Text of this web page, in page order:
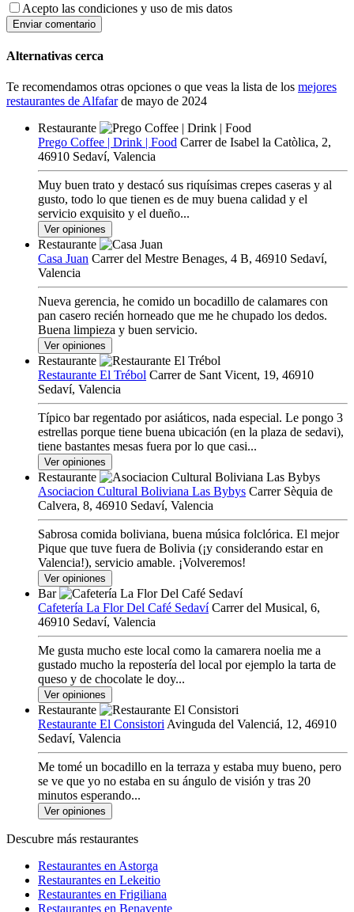
Acepto las condiciones y uso de mis datos
Enviar comentario
Alternativas cerca
Te recomendamos otras opciones o que veas la lista de los mejores
restaurantes de Alfafarde mayo de 2024
Restaurante
Prego Coffee | Drink | Food Carrer de Isabel la Catòlica, 2,
46910 Sedaví, Valencia
Muy buen trato y destacó sus riquísimas crepes caseras y al
gusto, todo lo que tienen es de muy buena calidad y el
servicio exquisito y el dueño...
Ver opiniones
Restaurante
Casa Juan Carrer del Mestre Benages, 4 B, 46910 Sedaví,
Valencia
Nueva gerencia, he comido un bocadillo de calamares con
pan casero recién horneado que me he chupado los dedos.
Buena limpieza y buen servicio.
Ver opiniones
Restaurante
Restaurante El Trébol Carrer de Sant Vicent, 19, 46910
Sedaví, Valencia
Típico bar regentado por asiáticos, nada especial. Le pongo 3
estrellas porque tiene buena ubicación (en la plaza de sedavi),
tiene bastantes mesas fuera por lo que casi...
Ver opiniones
Restaurante
Asociacion Cultural Boliviana Las Bybys Carrer Sèquia de
Calvera, 8, 46910 Sedaví, Valencia
Sabrosa comida boliviana, buena música folclórica. El mejor
Pique que tuve fuera de Bolivia (¡y considerando estar en
Valencia!), servicio amable. ¡Volveremos!
Ver opiniones
Bar
Cafetería La Flor Del Café Sedaví Carrer del Musical, 6,
46910 Sedaví, Valencia
Me gusta mucho este local como la camarera noelia me a
gustado mucho la repostería del local por ejemplo la tarta de
queso y de chocolate le doy...
Ver opiniones
Restaurante
Restaurante El Consistori Avinguda del Valenciá, 12, 46910
Sedaví, Valencia
Me tomé un bocadillo en la terraza y estaba muy bueno, pero
se ve que yo no estaba en su ángulo de visión y tras 20
minutos esperando...
Ver opiniones
Descubre más restaurantes
Restaurantes en Astorga
Restaurantes en Lekeitio
Restaurantes en Frigiliana
Restaurantes en Benavente